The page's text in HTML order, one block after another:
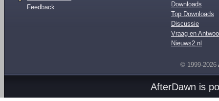
Feedback
Downloads
Top Downloads
Discussie
Vraag en
Nieuws2.nl
© 1999-2026
AfterDawn is